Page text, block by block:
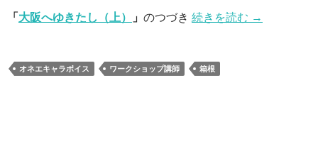
「 大阪へゆきたし（上） 」 のつづき 続きを読む →
オネエキャラボイス ワークショップ講師 箱根